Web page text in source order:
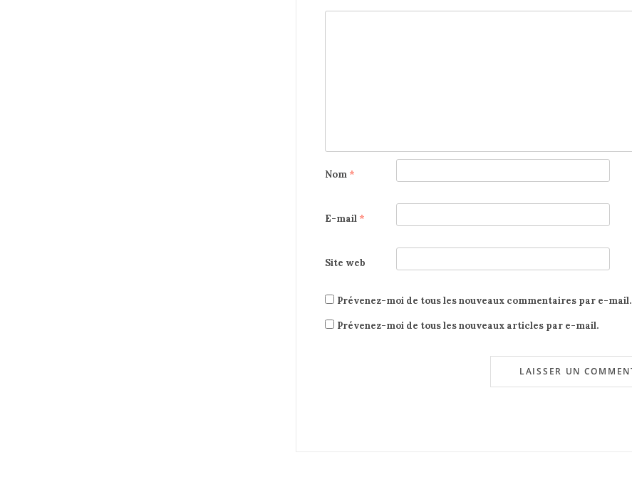
Nom *
E-mail *
Site web
Prévenez-moi de tous les nouveaux commentaires par e-mail.
Prévenez-moi de tous les nouveaux articles par e-mail.